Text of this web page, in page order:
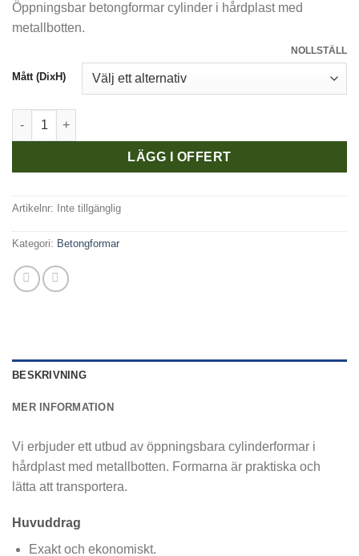
Öppningsbar betongformar cylinder i hårdplast med
metallbotten.
Mått (DixH)
NOLLSTÄLL
Betongformar Öppningsbar Cylinder I Hårdplast För
LÄGG I OFFERT
Artikelnr: Inte tillgänglig
Kategori: Betongformar
BESKRIVNING
MER INFORMATION
Vi erbjuder ett utbud av öppningsbara cylinderformar i
hårdplast med metallbotten. Formarna är praktiska och
lätta att transportera.
Huvuddrag
Exakt och ekonomiskt.